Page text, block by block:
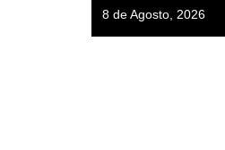
8 de Agosto, 2026